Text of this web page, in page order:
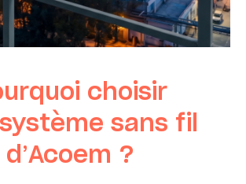
choisir
sans fil
d’Acoem ?